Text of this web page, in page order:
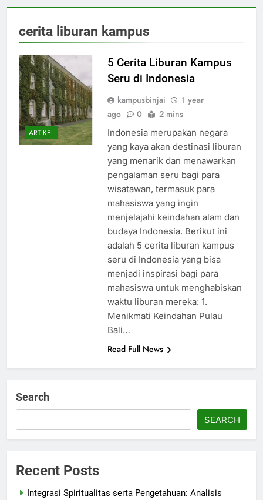
cerita liburan kampus
ARTIKEL
5 Cerita Liburan Kampus
Seru di Indonesia
kampusbinjai
1 year
ago
0 2 mins
Indonesia merupakan negara
yang kaya akan destinasi liburan
yang menarik dan menawarkan
pengalaman seru bagi para
wisatawan, termasuk para
mahasiswa yang ingin
menjelajahi keindahan alam dan
budaya Indonesia. Berikut ini
adalah 5 cerita liburan kampus
seru di Indonesia yang bisa
menjadi inspirasi bagi para
mahasiswa untuk menghabiskan
waktu liburan mereka: 1.
Menikmati Keindahan Pulau
Bali…
Read Full News
Search
SEARCH
Recent Posts
Integrasi Spiritualitas serta Pengetahuan: Analisis